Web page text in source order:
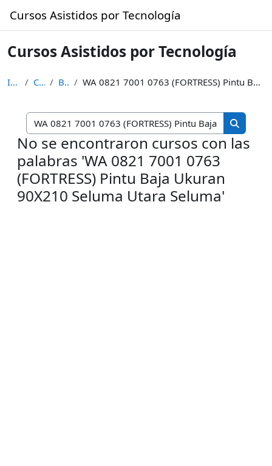
Cursos Asistidos por Tecnología
Cursos Asistidos por Tecnología
Inicio Cursos Buscar WA 0821 7001 0763 (FORTRESS) Pintu Baja Ukuran 90X210 Seluma Utara Seluma
Buscar
Buscar
No se encontraron cursos con las
palabras 'WA 0821 7001 0763
(FORTRESS) Pintu Baja Ukuran
90X210 Seluma Utara Seluma'